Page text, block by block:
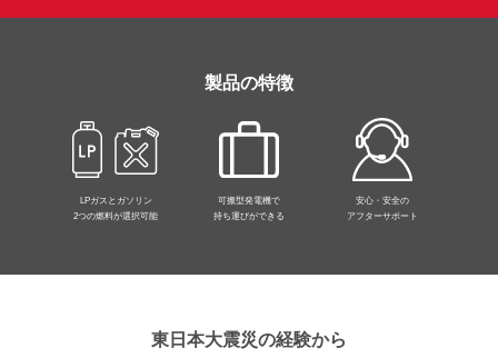
製品の特徴
LPガスとガソリン
2つの燃料が選択可能
可搬型発電機で
持ち運びができる
安心・安全の
アフターサポート
東日本大震災の経験から